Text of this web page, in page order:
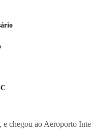
chegou ao Aeroporto